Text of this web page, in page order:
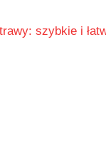
szybkie i